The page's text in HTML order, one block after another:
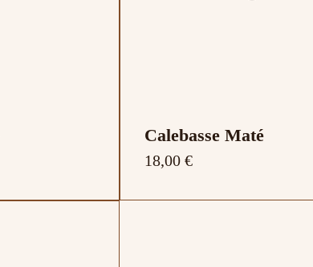
Calebasse Maté
18,00 €